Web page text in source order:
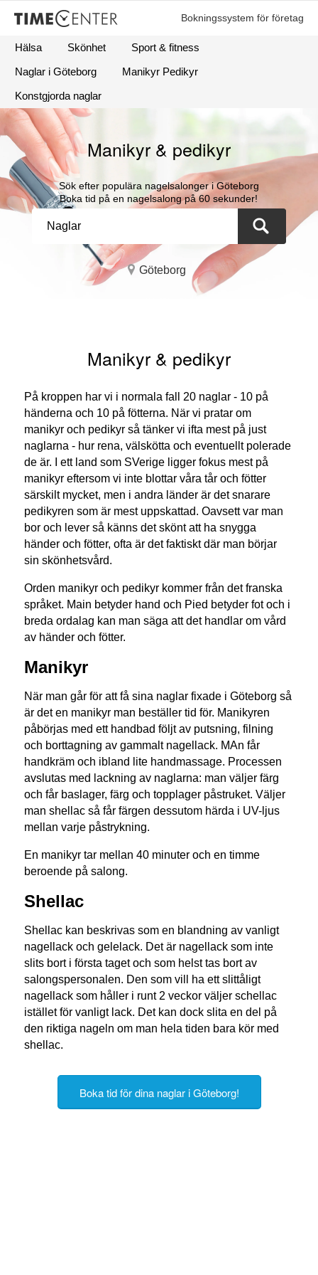
Bokningssystem för företag
Hälsa Skönhet
Sport & fitness
Naglar i Göteborg
Manikyr Pedikyr
Konstgjorda naglar
Manikyr & pedikyr
Sök efter populära nagelsalonger i Göteborg
Boka tid på en nagelsalong på 60 sekunder!
Göteborg
Manikyr & pedikyr
På kroppen har vi i normala fall 20 naglar - 10 på
händerna och 10 på fötterna. När vi pratar om
manikyr och pedikyr så tänker vi ifta mest på just
naglarna - hur rena, välskötta och eventuellt polerade
de är. I ett land som SVerige ligger fokus mest på
manikyr eftersom vi inte blottar våra tår och fötter
särskilt mycket, men i andra länder är det snarare
pedikyren som är mest uppskattad. Oavsett var man
bor och lever så känns det skönt att ha snygga
händer och fötter, ofta är det faktiskt där man börjar
sin skönhetsvård.
Orden manikyr och pedikyr kommer från det franska
språket. Main betyder hand och Pied betyder fot och i
breda ordalag kan man säga att det handlar om vård
av händer och fötter.
Manikyr
När man går för att få sina naglar fixade i Göteborg så
är det en manikyr man beställer tid för. Manikyren
påbörjas med ett handbad följt av putsning, filning
och borttagning av gammalt nagellack. MAn får
handkräm och ibland lite handmassage. Processen
avslutas med lackning av naglarna: man väljer färg
och får baslager, färg och topplager påstruket. Väljer
man shellac så får färgen dessutom härda i UV-ljus
mellan varje påstrykning.
En manikyr tar mellan 40 minuter och en timme
beroende på salong.
Shellac
Shellac kan beskrivas som en blandning av vanligt
nagellack och gelelack. Det är nagellack som inte
slits bort i första taget och som helst tas bort av
salongspersonalen. Den som vill ha ett slittåligt
nagellack som håller i runt 2 veckor väljer schellac
istället för vanligt lack. Det kan dock slita en del på
den riktiga nageln om man hela tiden bara kör med
shellac.
Boka tid för dina naglar i Göteborg!